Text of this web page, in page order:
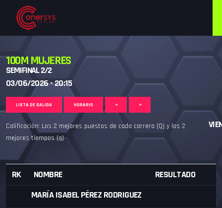
100M MUJERES
SEMIFINAL 2/2
03/06/2026 - 20:15
LISTA DE SALIDA HORARIO < >
Calificación: Los 2 mejores puestos de cada carrera (Q) y los 2
mejores tiempos (q)
RK NOMBRE
RESULTADO
MARÍA ISABEL PÉREZ RODRIGUEZ